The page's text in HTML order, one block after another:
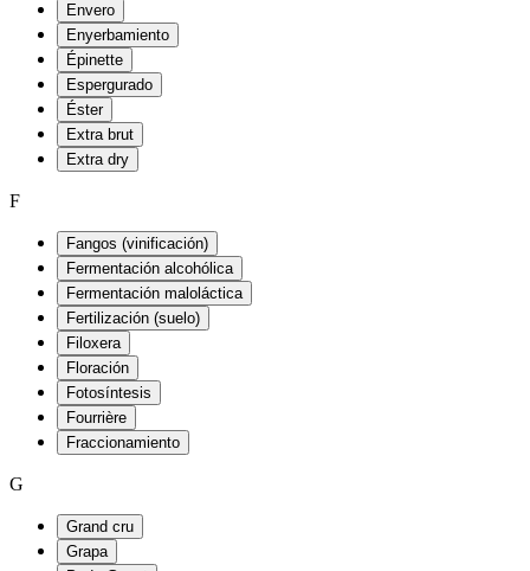
Envero
Enyerbamiento
Épinette
Espergurado
Éster
Extra brut
Extra dry
F
Fangos (vinificación)
Fermentación alcohólica
Fermentación maloláctica
Fertilización (suelo)
Filoxera
Floración
Fotosíntesis
Fourrière
Fraccionamiento
G
Grand cru
Grapa